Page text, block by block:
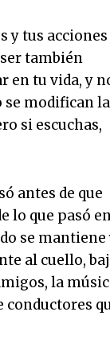
y tus acciones
también
en tu vida, y
se modifican
si escuchas,
antes de que
lo que pasó
se mantiene
al cuello,
la
conductores